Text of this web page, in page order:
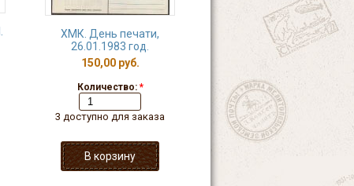
ХМК. День печати,
26.01.1983 год.
150,00 руб.
Количество: *
3 доступно для заказа